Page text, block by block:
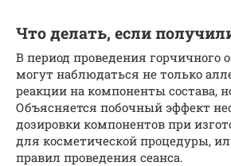
Что делать, если
В период проведения горчичного
могут наблюдаться не только
реакции на компоненты состава,
Объясняется побочный эффект
дозировки компонентов при
для косметической процедуры,
правил проведения сеанса.